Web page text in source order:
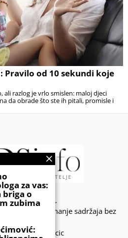
Pravilo od 10 sekundi koje
ali razlog je vrlo smislen: maloj djeci
da obrade što ste ih pitali, promisle i
- KIDSINFO.BA.
preuzimanje sadržaja bez
by Amar SIjercic
za vas:
briga o
zubima